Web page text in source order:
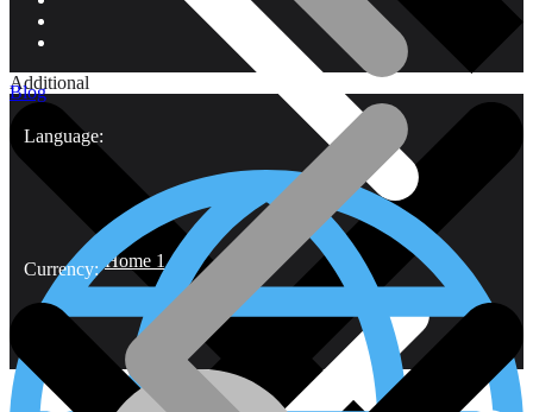
Home 1
Additional
Language:
Currency:
Blog